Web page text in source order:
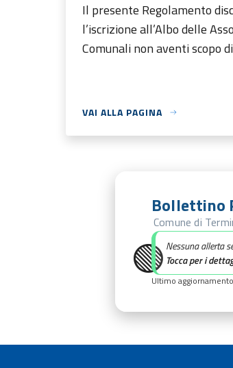
Il presente Regolamento
l’iscrizione all’Albo delle
Comunali non aventi scopo
VAI ALLA PAGINA
🟢
Bollettino
Comune di
Nessuna allerta
Tocca per i
Ultimo